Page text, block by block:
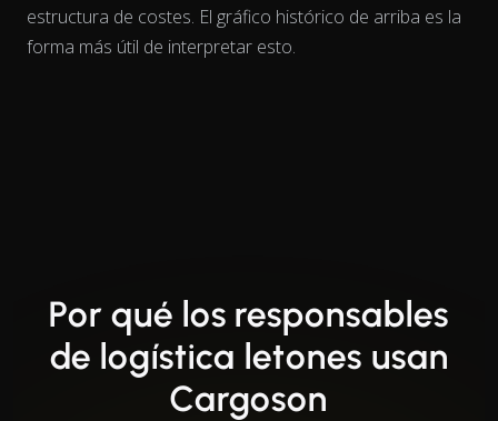
estructura de costes. El gráfico histórico de arriba es la
forma más útil de interpretar esto.
Por qué los responsables
de logística letones usan
Cargoson